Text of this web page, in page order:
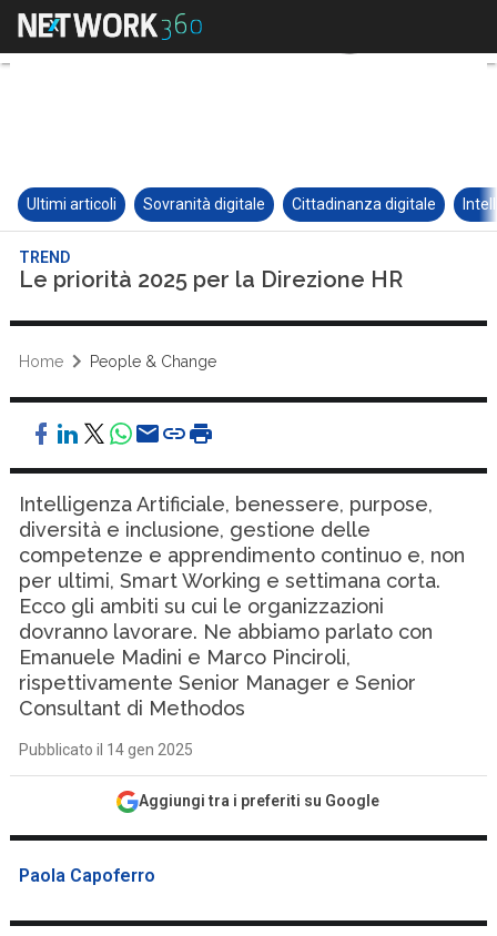
Ultimi articoli Sovranità digitale Cittadinanza digitale
TREND
Le priorità 2025 per la Direzione HR
Home People & Change
Intelligenza Artificiale, benessere, purpose,
diversità e inclusione, gestione delle
competenze e apprendimento continuo e, non
per ultimi, Smart Working e settimana corta.
Ecco gli ambiti su cui le organizzazioni
dovranno lavorare. Ne abbiamo parlato con
Emanuele Madini e Marco Pinciroli,
rispettivamente Senior Manager e Senior
Consultant di Methodos
Pubblicato il 14 gen 2025
Aggiungi tra i preferiti su Google
Paola Capoferro